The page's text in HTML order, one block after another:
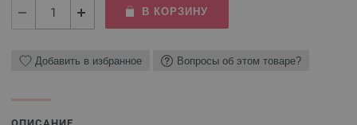
В КОРЗИНУ
Добавить в избранное Вопросы об этом товаре?